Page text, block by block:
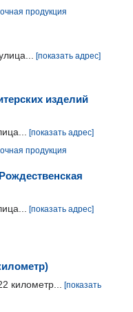
продукция
[показать адрес]
изделий
[показать адрес]
продукция
[показать адрес]
километр... [показать